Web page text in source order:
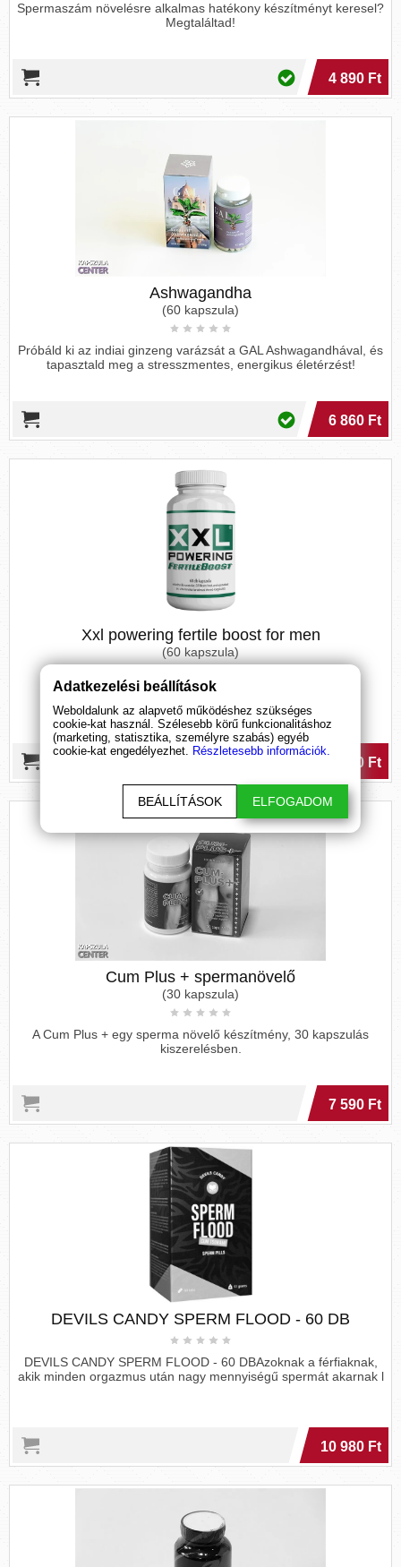
Spermaszám növelésre alkalmas hatékony készítményt keresel?
Megtaláltad!
4 890 Ft
Ashwagandha
(60 kapszula)
Próbáld ki az indiai ginzeng varázsát a GAL Ashwagandhával, és
tapasztald meg a stresszmentes, energikus életérzést!
6 860 Ft
Xxl powering fertile boost for men
(60 kapszula)
Fokozd férfiasságod természetesen! A termékenység és
tesztoszteron szint javításának hatékony támogatója.
13 590 Ft
Cum Plus + spermanövelő
(30 kapszula)
A Cum Plus + egy sperma növelő készítmény, 30 kapszulás
kiszerelésben.
7 590 Ft
DEVILS CANDY SPERM FLOOD - 60 DB
DEVILS CANDY SPERM FLOOD - 60 DBAzoknak a férfiaknak,
akik minden orgazmus után nagy mennyiségű spermát akarnak l
10 980 Ft
Adatkezelési beállítások
Weboldalunk az alapvető működéshez szükséges
cookie-kat használ. Szélesebb körű funkcionalitáshoz
(marketing, statisztika, személyre szabás) egyéb
cookie-kat engedélyezhet. Részletesebb információk.
BEÁLLÍTÁSOK ELFOGADOM